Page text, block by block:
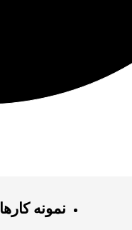
نمونه کارها